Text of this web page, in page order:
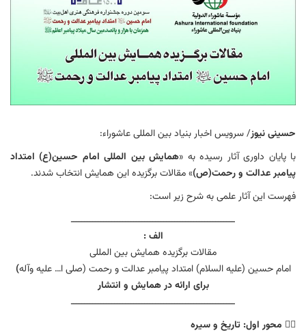
حسینی نیوز/ سرویس اخبار بنیاد بین المللی عاشوراء:
با پایان داوری آثار رسیده به «همایش بین المللی امام حسین(ع) امتداد
پیامبر عدالت و رحمت(ص)» مقالات برگزیده این همایش انتخاب شدند.
فهرست این آثار علمی به شرح زیر است:
ــــــــــــــــــــــــــــــــــــــــــــــــــــــــــــ
الف :
مقالات برگزیده همایش بین المللی
امام حسین (علیه السلام) امتداد پیامبر عدالت و رحمت (صلی ا… علیه وآله)
برای ارائه در همایش و انتشار
ــــــــــــــــــــــــــــــــــــــــــــــــــــــــــــ
۱️⃣ محور اول: تاریخ و سیره